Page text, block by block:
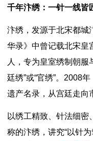
千年汴绣：一针一线皆
汴绣，发源于北宋都城
华录》中曾记载北宋皇
人，专为皇室绣制朝服
廷绣”或“官绣”。2008
遗产名录，从宫廷走向
以绣工精致、针法细
称的汴绣，讲究“以针